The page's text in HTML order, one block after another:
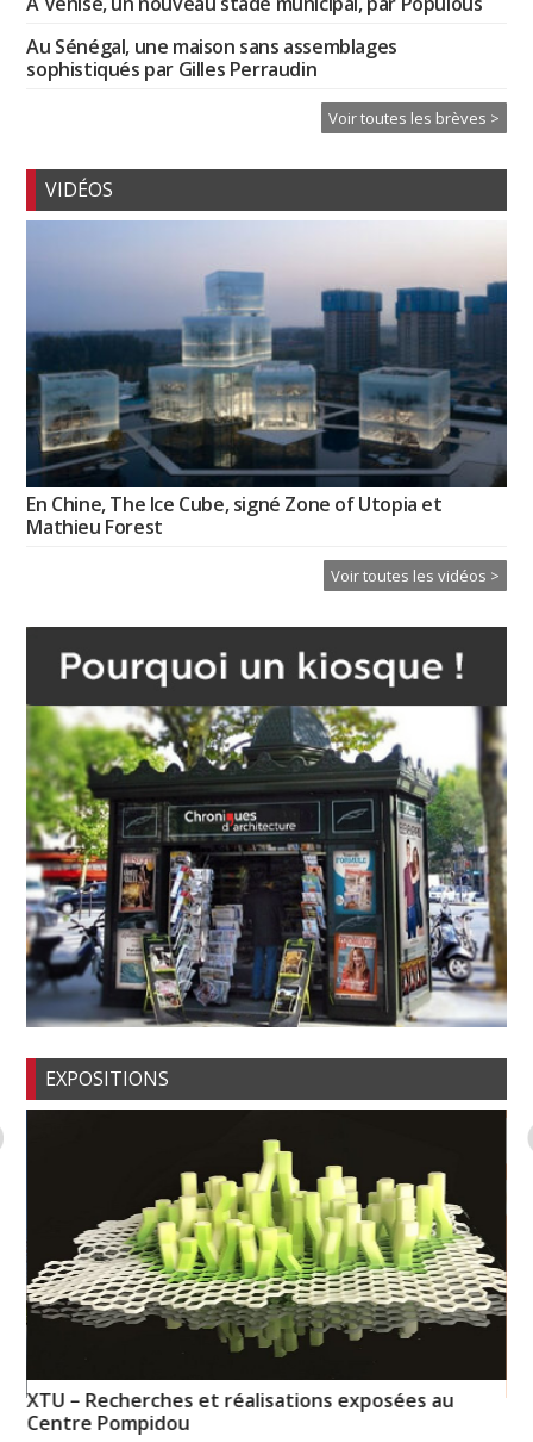
Au Sénégal, une maison sans assemblages
sophistiqués par Gilles Perraudin
Voir toutes les brèves >
VIDÉOS
En Chine, The Ice Cube, signé Zone of Utopia et
Mathieu Forest
Voir toutes les vidéos >
EXPOSITIONS
XTU – Recherches et réalisations exposées au
Centre Pompidou